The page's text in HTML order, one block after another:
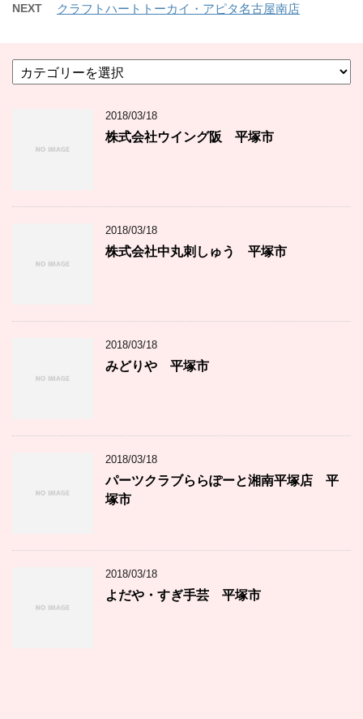
NEXT クラフトハートトーカイ・アピタ名古屋南店
テ
2018/03/18
株式会社ウイング阪 平塚市
2018/03/18
株式会社中丸刺しゅう 平塚市
2018/03/18
みどりや 平塚市
2018/03/18
パーツクラブららぽーと湘南平塚店 平
塚市
2018/03/18
よだや・すぎ手芸 平塚市